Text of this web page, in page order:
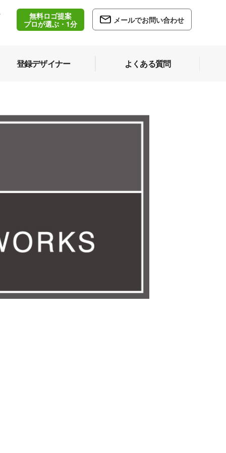
無料ロゴ提案
プロが選ぶ・1分
メールでお問い合わせ
登録デザイナー よくある質問